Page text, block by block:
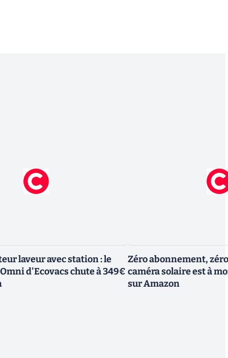
laveur avec station : le
d'Ecovacs chute à 349€
Zéro abonnement,
caméra solaire est à
sur Amazon